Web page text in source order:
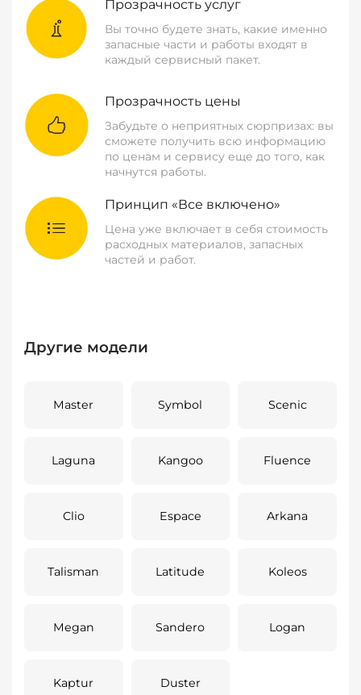
Прозрачность услуг
Вы точно будете знать, какие именно
запасные части и работы входят в
каждый сервисный пакет.
Прозрачность цены
Забудьте о неприятных сюрпризах: вы
сможете получить всю информацию
по ценам и сервису еще до того, как
начнутся работы.
Принцип «Все включено»
Цена уже включает в себя стоимость
расходных материалов, запасных
частей и работ.
Другие модели
Master Symbol Scenic
Laguna Kangoo Fluence
Clio Espace Arkana
Talisman Latitude Koleos
Megan Sandero Logan
Kaptur Duster